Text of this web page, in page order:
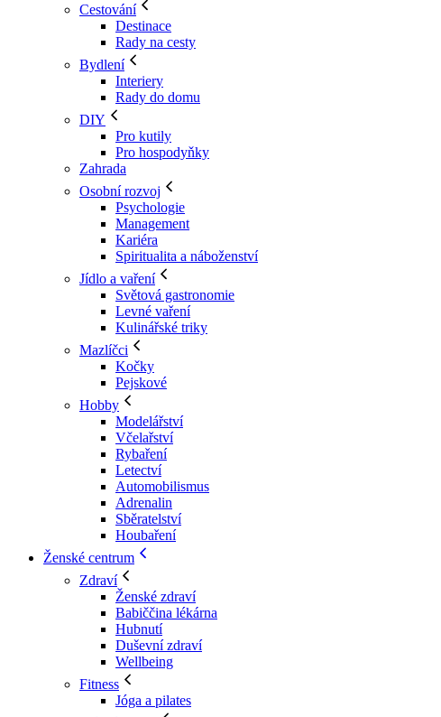
Cestování
Destinace
Rady na cesty
Bydlení
Interiery
Rady do domu
DIY
Pro kutily
Pro hospodyňky
Zahrada
Osobní rozvoj
Psychologie
Management
Kariéra
Spiritualita a náboženství
Jídlo a vaření
Světová gastronomie
Levné vaření
Kulinářské triky
Mazlíčci
Kočky
Pejskové
Hobby
Modelářství
Včelařství
Rybaření
Letectví
Automobilismus
Adrenalin
Sběratelství
Houbaření
Ženské centrum
Zdraví
Ženské zdraví
Babiččina lékárna
Hubnutí
Duševní zdraví
Wellbeing
Fitness
Jóga a pilates